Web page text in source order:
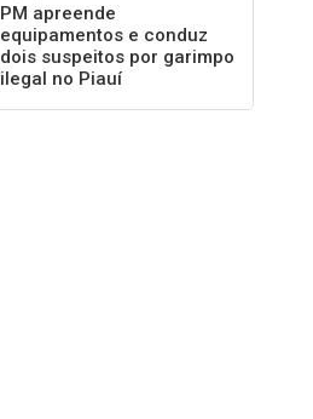
PM apreende
equipamentos e conduz
dois suspeitos por garimpo
ilegal no Piauí